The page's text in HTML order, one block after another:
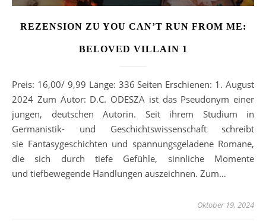
REZENSION ZU YOU CAN’T RUN FROM ME:
BELOVED VILLAIN 1
Preis: 16,00/ 9,99 Länge: 336 Seiten Erschienen: 1. August
2024 Zum Autor: D.C. ODESZA ist das Pseudonym einer
jungen, deutschen Autorin. Seit ihrem Studium in
Germanistik- und Geschichtswissenschaft schreibt
sie Fantasygeschichten und spannungsgeladene Romane,
die sich durch tiefe Gefühle, sinnliche Momente
und tiefbewegende Handlungen auszeichnen. Zum…
Oktober 19, 2024